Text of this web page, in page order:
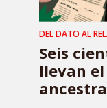
DEL DATO AL
Seis
llevan